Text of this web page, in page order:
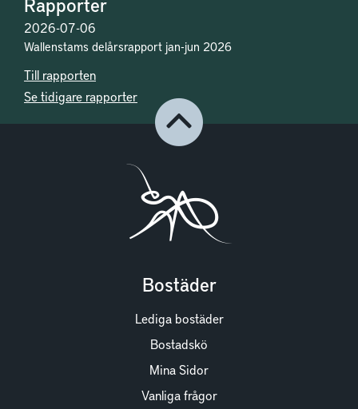
2026-07-06
Wallenstams delårsrapport jan-jun 2026
Till rapporten
Se tidigare rapporter
Bostäder
Lediga bostäder
Bostadskö
Mina Sidor
Vanliga frågor